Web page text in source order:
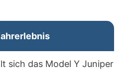
sich das Model Y Juniper